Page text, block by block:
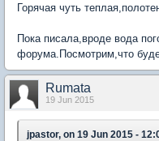
Горячая чуть
Пока писала,вроде вода
форума.Посмотрим,что
Rumata
19 Jun 2015
jpastor, on 19 Jun 2015 -